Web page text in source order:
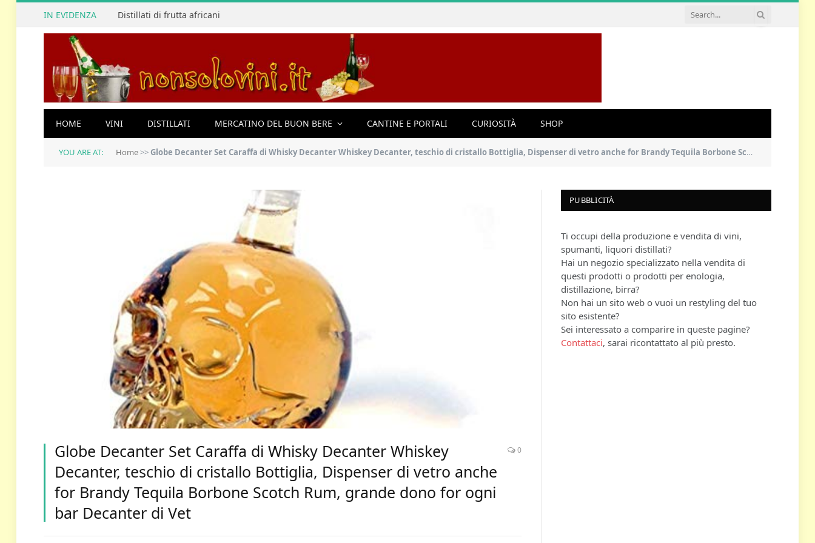
IN EVIDENZA Distillati di frutta africani
HOME VINI DISTILLATI MERCATINO DEL BUON BERE CANTINE E PORTALI CURIOSITÀ SHOP
YOU ARE AT: Home>>Globe Decanter Set Caraffa di Whisky Decanter Whiskey Decanter, teschio di cristallo Bottiglia, Dispenser di vetro anche for Brandy Tequila Borbone Scotch Rum, grande dono for ogni bar Decanter di Vet
Globe Decanter Set Caraffa di Whisky Decanter Whiskey
Decanter, teschio di cristallo Bottiglia, Dispenser di vetro anche
for Brandy Tequila Borbone Scotch Rum, grande dono for ogni
bar Decanter di Vet
0
PUBBLICITÀ
Ti occupi della produzione e vendita di vini,
spumanti, liquori distillati?
Hai un negozio specializzato nella vendita di
questi prodotti o prodotti per enologia,
distillazione, birra?
Non hai un sito web o vuoi un restyling del tuo
sito esistente?
Sei interessato a comparire in queste pagine?
Contattaci, sarai ricontattato al più presto.